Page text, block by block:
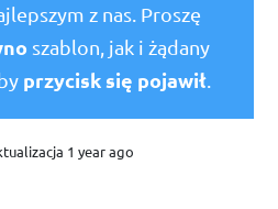
z nas. Proszę
szablon, jak i żądany
przycisk się pojawił
1 year ago